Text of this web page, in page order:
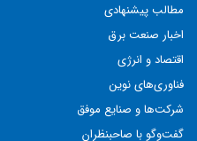
مطالب پيشنهادی
اخبار صنعت برق
اقتصاد و انرژی
فناوری‌های نوين
شركت‌ها و صنايع موفق
گفت‌وگو با صاحبنظران